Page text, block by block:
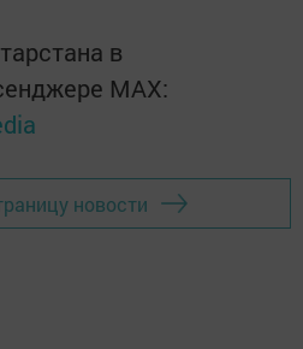
в
MАХ:
новости